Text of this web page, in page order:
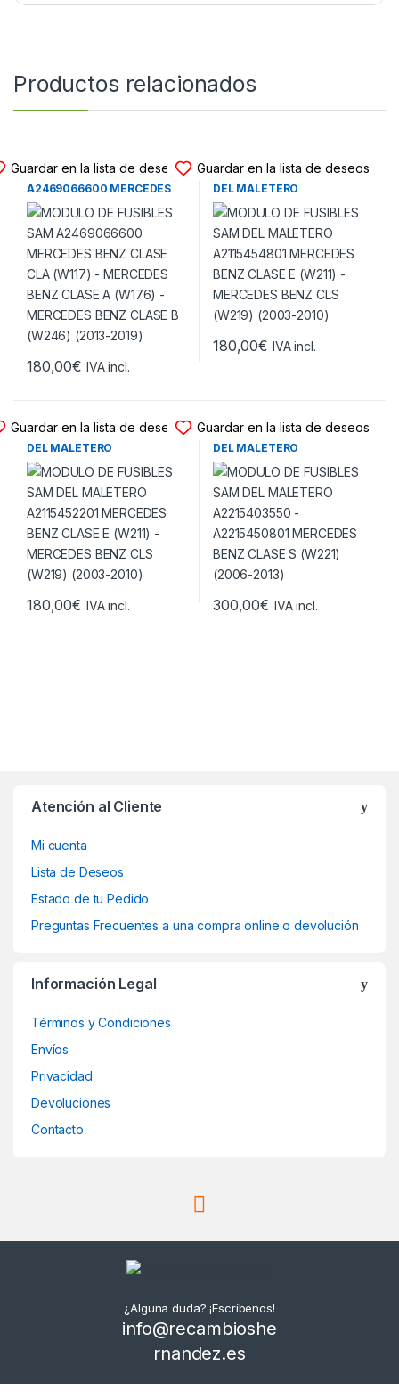
Productos relacionados
Guardar en la lista de deseos
MODULO DE FUSIBLES SAM
A2469066600 MERCEDES
BENZ CLASE CLA (W117) –
MERCEDES BENZ CLASE A
(W176) – MERCEDES BENZ
CLASE B (W246) (2013-2019)
180,00€ IVA incl.
Guardar en la lista de deseos
MODULO DE FUSIBLES SAM
DEL MALETERO
A2115454801 MERCEDES
BENZ CLASE E (W211) –
MERCEDES BENZ CLS (W219)
(2003-2010)
180,00€ IVA incl.
Guardar en la lista de deseos
MODULO DE FUSIBLES SAM
DEL MALETERO
A2115452201 MERCEDES
BENZ CLASE E (W211) –
MERCEDES BENZ CLS (W219)
(2003-2010)
180,00€ IVA incl.
Guardar en la lista de deseos
MODULO DE FUSIBLES SAM
DEL MALETERO
A2215403550 – A2215450801
MERCEDES BENZ CLASE S
(W221) (2006-2013)
300,00€ IVA incl.
Atención al Cliente
Mi cuenta
Lista de Deseos
Estado de tu Pedido
Preguntas Frecuentes a una compra online o devolución
Información Legal
Términos y Condiciones
Envíos
Privacidad
Devoluciones
Contacto
¿Alguna duda? ¡Escríbenos!
info@recambioshe
rnandez.es